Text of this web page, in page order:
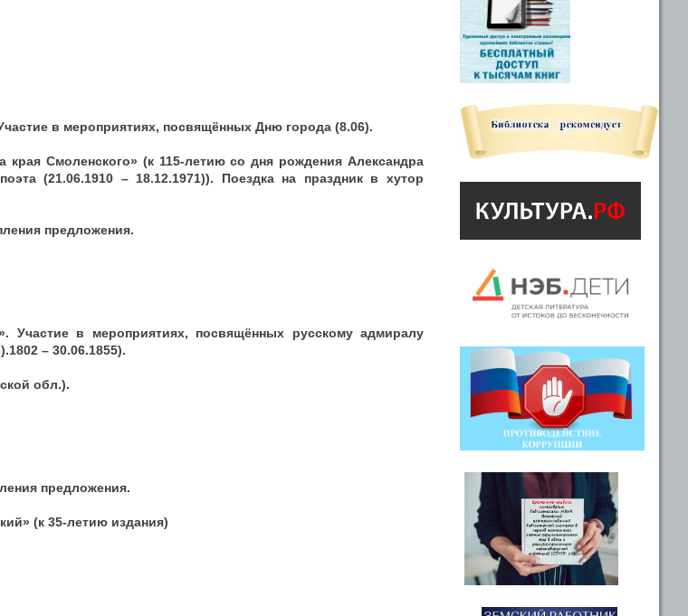
в мероприятиях, посвящённых Дню города (8.06).
края Смоленского» (к 115-летию со дня рождения Александра
(21.06.1910 – 18.12.1971)). Поездка на праздник в хутор
предложения.
Участие в мероприятиях, посвящённых русскому адмиралу
– 30.06.1855).
обл.).
предложения.
(к 35-летию издания)